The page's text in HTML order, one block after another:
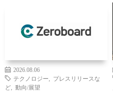
2026.08.06
テクノロジー
プレスリリースな
ど
動向/展望